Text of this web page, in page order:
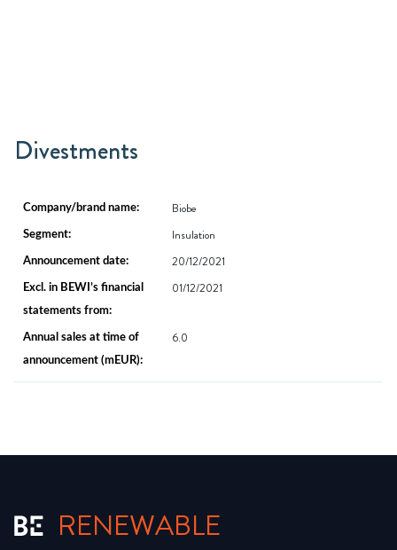
Divestments
Biobe
Insulation
20/12/2021
01/12/2021
6.0
RENEWABLE